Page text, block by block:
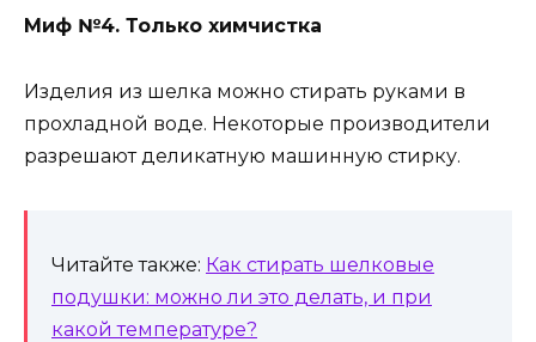
Миф №4. Только химчистка
Изделия из шелка можно стирать руками в
прохладной воде. Некоторые производители
разрешают деликатную машинную стирку.
Читайте также: Как стирать шелковые
подушки: можно ли это делать, и при
какой температуре?